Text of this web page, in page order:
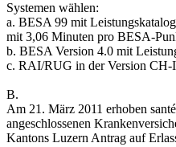
Systemen wählen:
a. BESA 99 mit
mit 3,06 Minuten pro BESA-
b. BESA Version 4.0 mit
c. RAI/RUG in der Version CH-
B.
Am 21. März 2011 erhoben
angeschlossenen
Kantons Luzern Antrag auf